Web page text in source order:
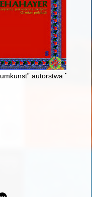
Rzeszowszczyźnie (luty-
autorstwa